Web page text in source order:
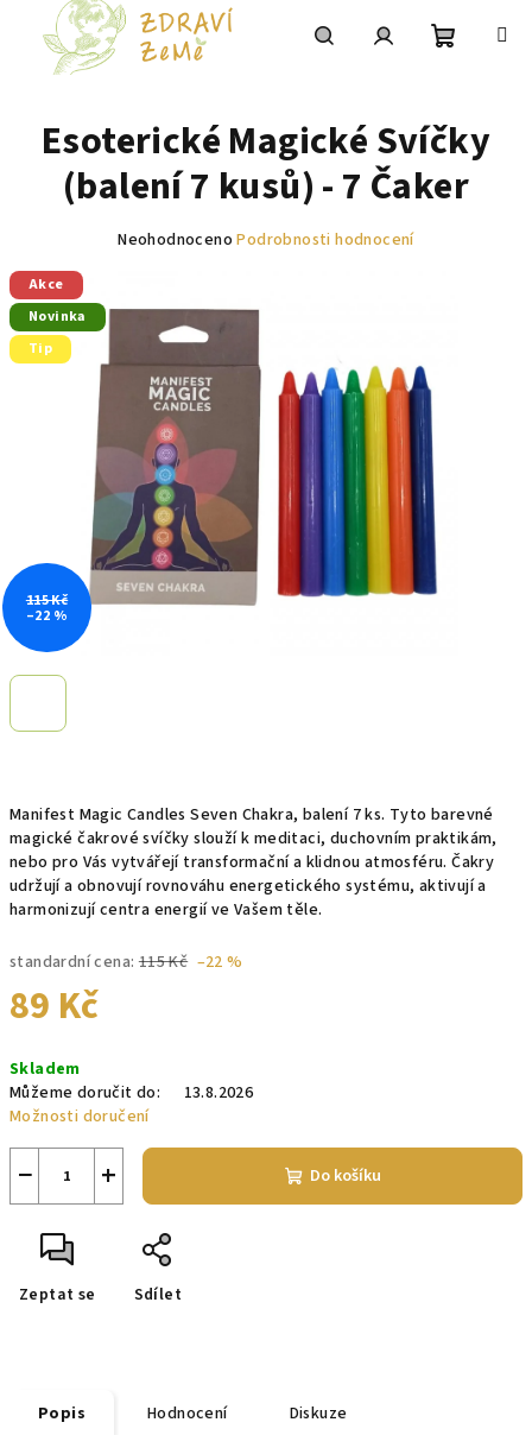
košík
Manifest Magic Candles Seven Chakra, balení 7 ks. Tyto barevné
magické čakrové svíčky slouží k meditaci, duchovním praktikám,
nebo pro Vás vytvářejí transformační a klidnou atmosféru. Čakry
udržují a obnovují rovnováhu energetického systému, aktivují a
harmonizují centra energií ve Vašem těle.
standardní cena: 115 Kč –22 %
89 Kč
cena:
Skladem
Můžeme doručit do:
13.8.2026
Možnosti doručení
+
− Do košíku
Zeptat se Sdílet
Esoterické Magické Svíčky
(balení 7 kusů) - 7 Čaker
Průměrné
je
hvězdiček.
Neohodnoceno Podrobnosti hodnocení
Akce
Novinka
Tip
115 Kč
–22 %
Popis Hodnocení Diskuze